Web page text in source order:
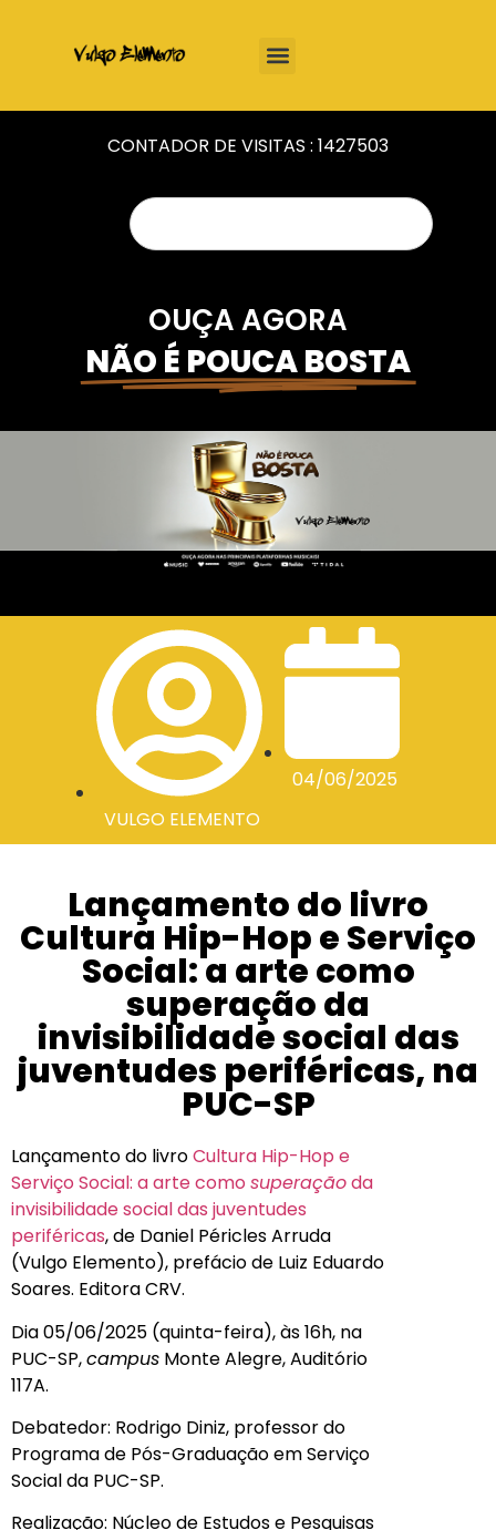
CONTADOR DE VISITAS : 1427503
OUÇA AGORA
NÃO É POUCA BOSTA
VULGO ELEMENTO
04/06/2025
Lançamento do livro
Cultura Hip-Hop e Serviço
Social: a arte como
superação da
invisibilidade social das
juventudes periféricas, na
PUC-SP
Lançamento do livroCultura Hip-Hop e
Serviço Social: a arte como superaçãoda
invisibilidade social das juventudes
periféricas, de Daniel Péricles Arruda
(Vulgo Elemento), prefácio de Luiz Eduardo
Soares. Editora CRV.
Dia 05/06/2025 (quinta-feira), às 16h, na
PUC-SP,campus Monte Alegre, Auditório
117A.
Debatedor: Rodrigo Diniz, professor do
Programa de Pós-Graduação em Serviço
Social da PUC-SP.
Realização: Núcleo de Estudos e Pesquisas